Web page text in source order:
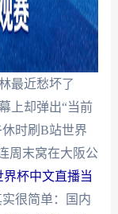
最近愁坏了
上却弹出“当前
时刷B站世界
周末窝在大阪公
杯中文直播当
很简单：国内